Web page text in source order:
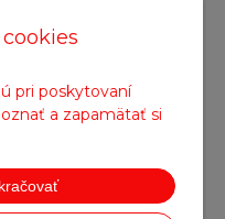
pri poskytovaní
a zapamätať si